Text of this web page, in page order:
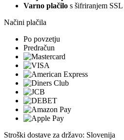
Varno plačilo s šifriranjem SSL
Načini plačila
Po povzetju
Predračun
Stroški dostave za državo: Slovenija